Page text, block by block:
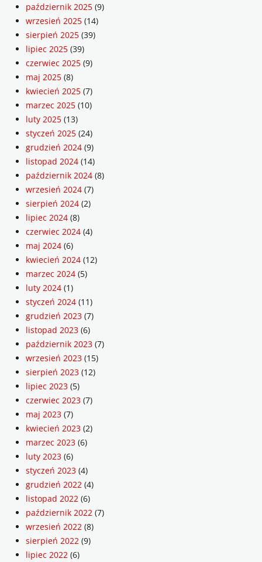
październik 2025 (9)
wrzesień 2025 (14)
sierpień 2025 (39)
lipiec 2025 (39)
czerwiec 2025 (9)
maj 2025 (8)
kwiecień 2025 (7)
marzec 2025 (10)
luty 2025 (13)
styczeń 2025 (24)
grudzień 2024 (9)
listopad 2024 (14)
październik 2024 (8)
wrzesień 2024 (7)
sierpień 2024 (2)
lipiec 2024 (8)
czerwiec 2024 (4)
maj 2024 (6)
kwiecień 2024 (12)
marzec 2024 (5)
luty 2024 (1)
styczeń 2024 (11)
grudzień 2023 (7)
listopad 2023 (6)
październik 2023 (7)
wrzesień 2023 (15)
sierpień 2023 (12)
lipiec 2023 (5)
czerwiec 2023 (7)
maj 2023 (7)
kwiecień 2023 (2)
marzec 2023 (6)
luty 2023 (6)
styczeń 2023 (4)
grudzień 2022 (4)
listopad 2022 (6)
październik 2022 (7)
wrzesień 2022 (8)
sierpień 2022 (9)
lipiec 2022 (6)